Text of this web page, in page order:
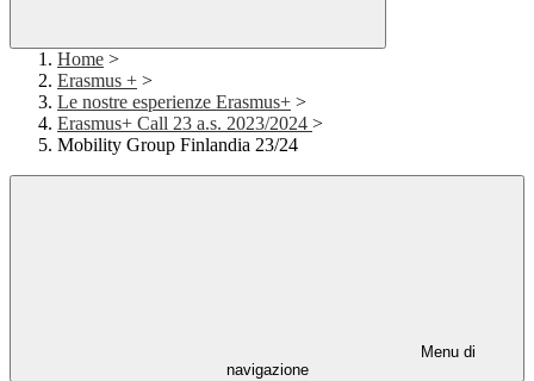
Home >
Erasmus + >
Le nostre esperienze Erasmus+ >
Erasmus+ Call 23 a.s. 2023/2024 >
Mobility Group Finlandia 23/24
Menu di
navigazione